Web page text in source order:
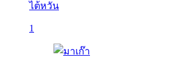
ไต้หวัน
1